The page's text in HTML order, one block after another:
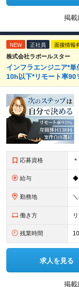
掲載
NEW 正社員 面接情報
株式会社ラポールスター
インフラエンジニア*
10h以下*リモート率90
応募資格
給与
勤務地
働き方
残業時間
求人を見る
掲載